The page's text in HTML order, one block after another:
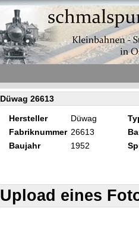
Düwag 26613
Hersteller Düwag
Fabriknummer 26613
Baujahr
1952
Upload eines